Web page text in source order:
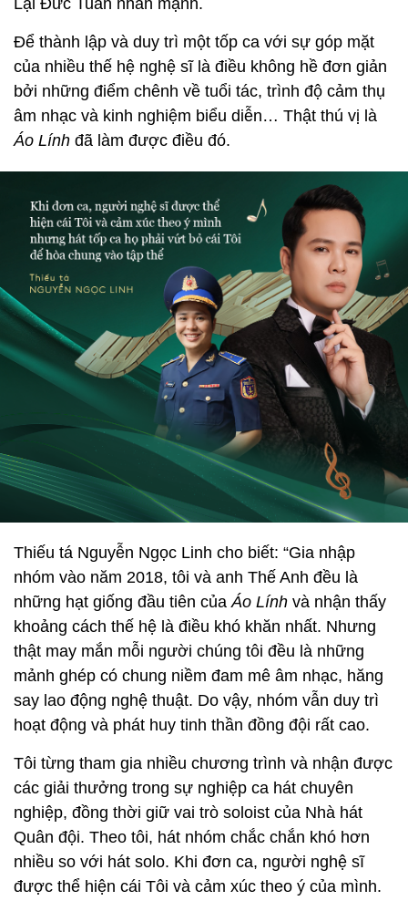
Để thành lập và duy trì một tốp ca với sự góp mặt
của nhiều thế hệ nghệ sĩ là điều không hề đơn giản
bởi những điểm chênh về tuổi tác, trình độ cảm thụ
âm nhạc và kinh nghiệm biểu diễn… Thật thú vị là
Áo Lính đã làm được điều đó.
Thiếu tá Nguyễn Ngọc Linh cho biết: “Gia nhập
nhóm vào năm 2018, tôi và anh Thế Anh đều là
những hạt giống đầu tiên củaÁo Lính và nhận thấy
khoảng cách thế hệ là điều khó khăn nhất. Nhưng
thật may mắn mỗi người chúng tôi đều là những
mảnh ghép có chung niềm đam mê âm nhạc, hăng
say lao động nghệ thuật. Do vậy, nhóm vẫn duy trì
hoạt động và phát huy tinh thần đồng đội rất cao.
Tôi từng tham gia nhiều chương trình và nhận được
các giải thưởng trong sự nghiệp ca hát chuyên
nghiệp, đồng thời giữ vai trò soloist của Nhà hát
Quân đội. Theo tôi, hát nhóm chắc chắn khó hơn
nhiều so với hát solo. Khi đơn ca, người nghệ sĩ
được thể hiện cái Tôi và cảm xúc theo ý của mình.